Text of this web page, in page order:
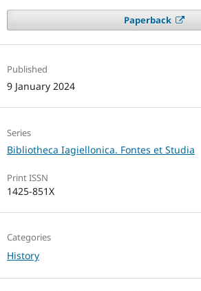
Paperback
Published
9 January 2024
Series
Bibliotheca Iagiellonica. Fontes et Studia
Print ISSN
1425-851X
Categories
History